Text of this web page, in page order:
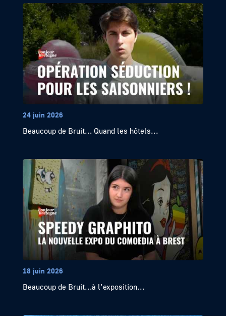
24 juin 2026
Beaucoup de Bruit… Quand les hôtels...
18 juin 2026
Beaucoup de Bruit…à l’exposition...